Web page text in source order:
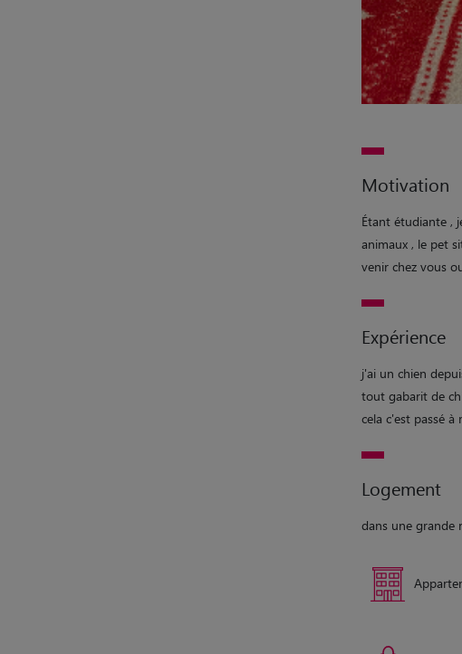
Motivation
Étant étudiante ,
animaux , le pet
venir chez vous
Expérience
j'ai un chien
tout gabarit de
cela c'est passé à
Logement
dans une grande